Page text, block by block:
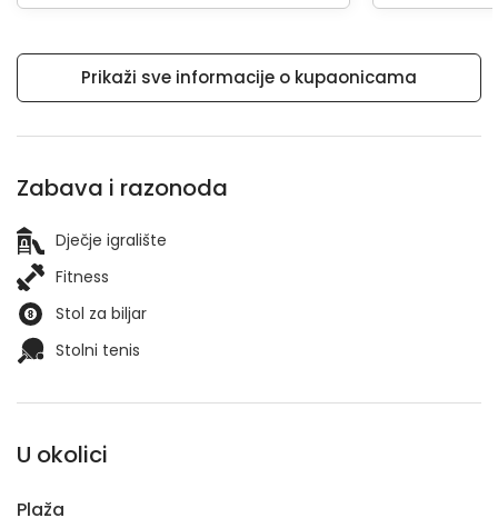
Prikaži sve informacije o kupaonicama
Zabava i razonoda
Dječje igralište
Fitness
Stol za biljar
Stolni tenis
U okolici
Plaža